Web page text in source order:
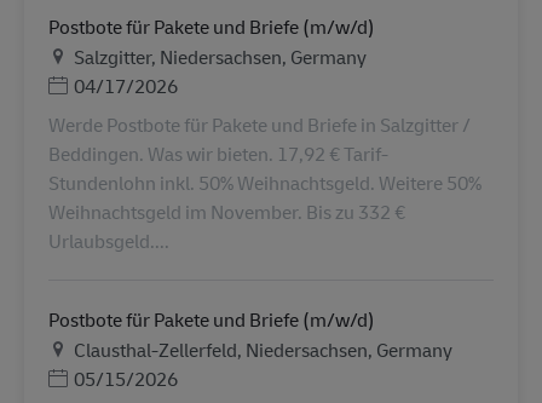
Postbote für Pakete und Briefe (m/w/d)
Τοποθεσία
Salzgitter, Niedersachsen, Germany
Ημερομηνία Ανάρτησης
04/17/2026
Werde Postbote für Pakete und Briefe in Salzgitter /
Beddingen. Was wir bieten. 17,92 € Tarif-
Stundenlohn inkl. 50% Weihnachtsgeld. Weitere 50%
Weihnachtsgeld im November. Bis zu 332 €
Urlaubsgeld....
Postbote für Pakete und Briefe (m/w/d)
Τοποθεσία
Clausthal-Zellerfeld, Niedersachsen, Germany
Ημερομηνία Ανάρτησης
05/15/2026